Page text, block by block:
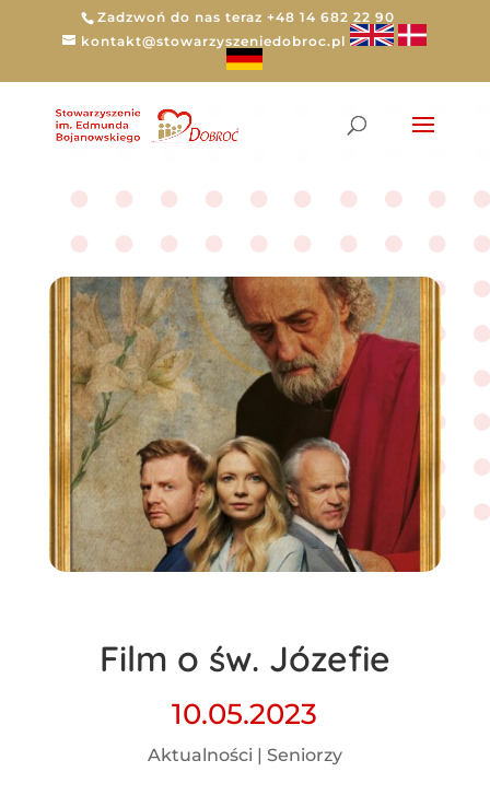
Zadzwoń do nas teraz +48 14 682 22 90
kontakt@stowarzyszeniedobroc.pl
Film o św. Józefie
10.05.2023
Aktualności | Seniorzy